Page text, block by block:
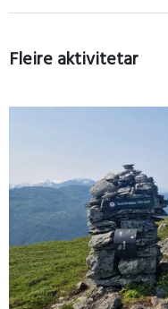
Fleire aktivitetar